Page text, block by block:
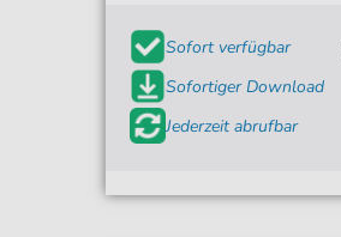
Sofort verfügbar
Sofortiger Download
Jederzeit abrufbar